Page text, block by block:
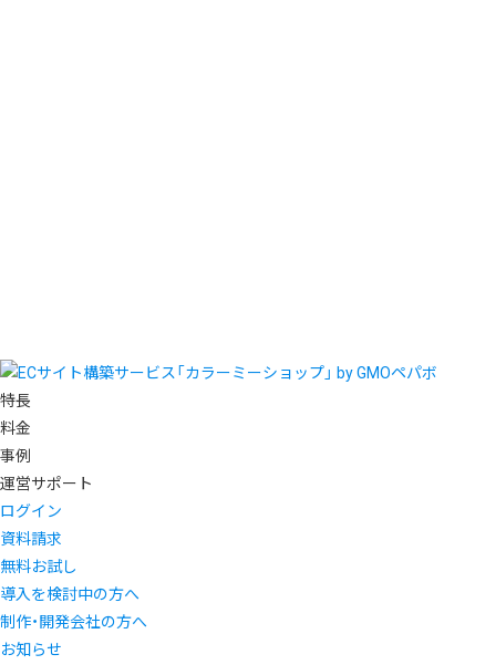
特長
料金
事例
運営サポート
ログイン
資料請求
無料お試し
導入を検討中の方へ
制作・開発会社の方へ
お知らせ